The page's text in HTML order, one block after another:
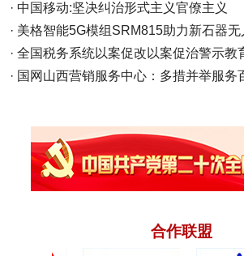
· 中国移动:坚决纠治形式主义官僚主义
· 美格智能5G模组SRM815助力新石器无
· 全国税务系统以案促改以案促治警示教
· 国网山西营销服务中心：多措并举服务
合作联盟